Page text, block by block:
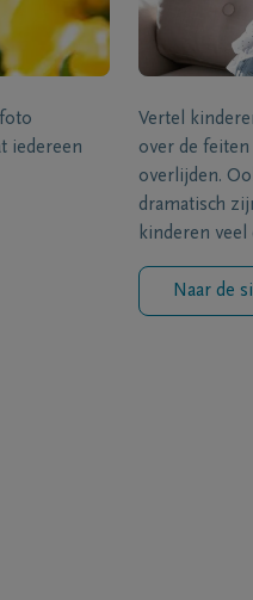
iedereen
Vertel
over de
overlijden.
dramatisch
kinderen
Naar de